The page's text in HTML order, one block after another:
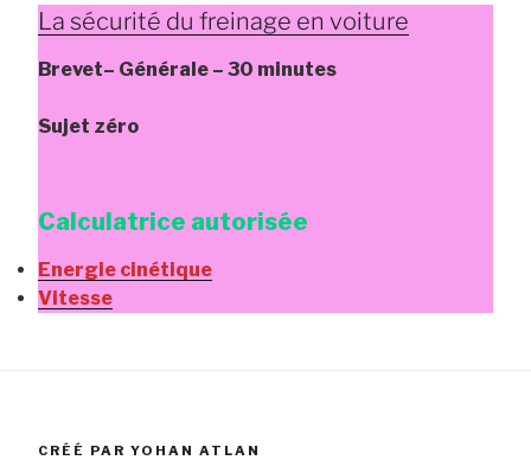
La sécurité du freinage en voiture
Brevet– Générale – 30 minutes
Sujet zéro
Calculatrice autorisée
Energie cinétique
Vitesse
CRÉÉ PAR YOHAN ATLAN